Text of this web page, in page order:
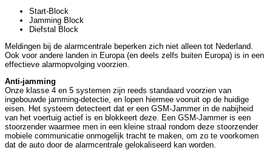
Start-Block
Jamming Block
Diefstal Block
Meldingen bij de alarmcentrale beperken zich niet alleen tot Nederland.
Ook voor andere landen in Europa (en deels zelfs buiten Europa) is in een
effectieve alarmopvolging voorzien.
Anti-jamming
Onze klasse 4 en 5 systemen zijn reeds standaard voorzien van
ingebouwde jamming-detectie, en lopen hiermee vooruit op de huidige
eisen. Het systeem detecteert dat er een GSM-Jammer in de nabijheid
van het voertuig actief is en blokkeert deze. Een GSM-Jammer is een
stoorzender waarmee men in een kleine straal rondom deze stoorzender
mobiele communicatie onmogelijk tracht te maken, om zo te voorkomen
dat de auto door de alarmcentrale gelokaliseerd kan worden.